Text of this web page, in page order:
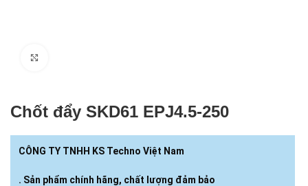
Chốt đẩy SKD61 EPJ4.5-​250
CÔNG TY TNHH KS Techno Việt Nam
. Sản phẩm chính hãng, chất lượng đảm bảo